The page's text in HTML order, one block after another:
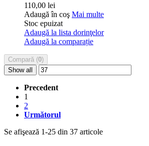
110,00 lei
Adaugă în coş Mai multe
Stoc epuizat
Adaugă la lista dorinţelor
Adaugă la comparație
Compară (0)
Show all
Precedent
1
2
Următorul
Se afişează 1-25 din 37 articole